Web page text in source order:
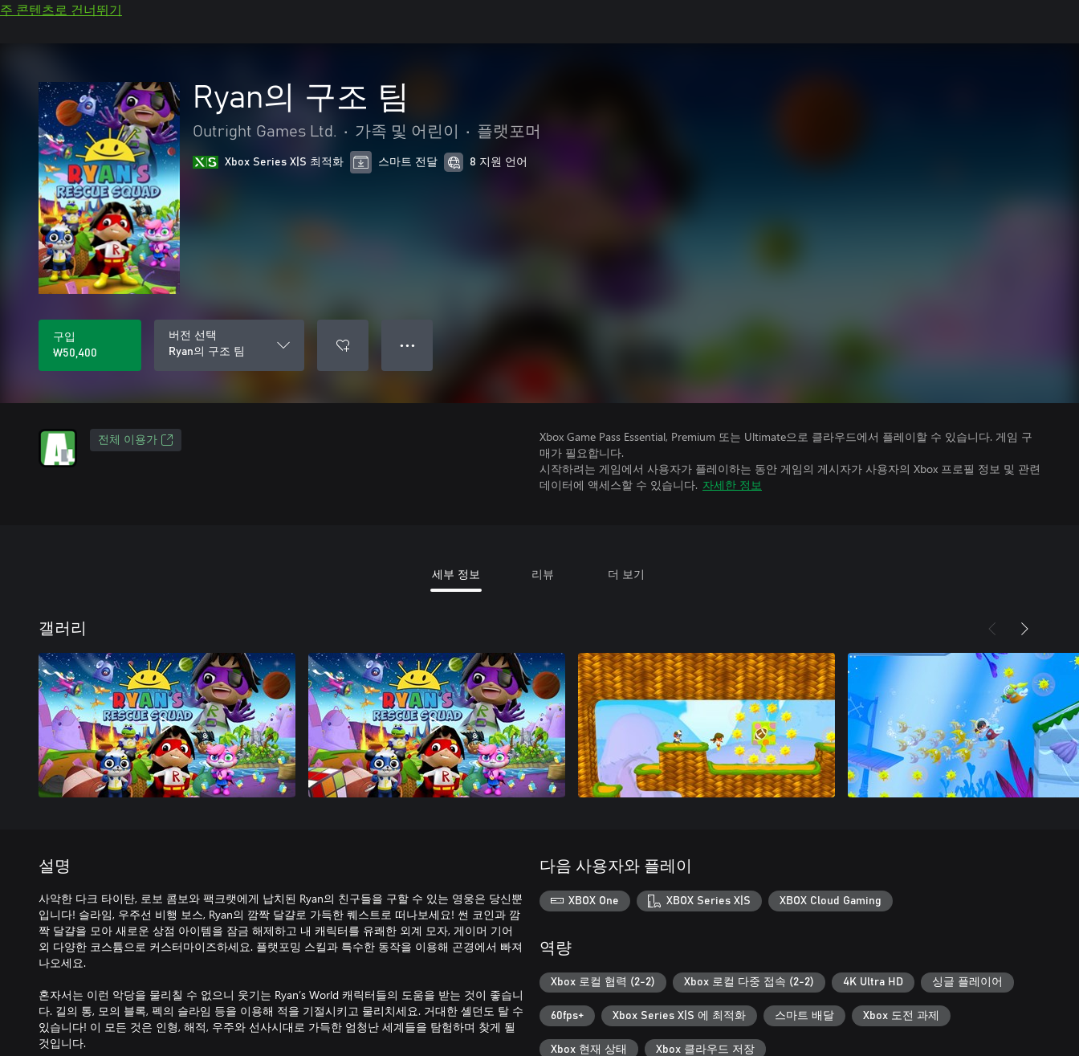
주 콘텐츠로 건너뛰기
Ryan의 구조 팀
Outright Games Ltd. • 가족 및 어린이 • 플랫포머
Xbox Series X|S 최적화 스마트 전달 8 지원 언어
구입
₩50,400
버전 선택
Ryan의 구조 팀
● ● ●
전체 이용가
Xbox Game Pass Essential, Premium 또는 Ultimate으로 클라우드에서 플레이할 수 있습니다. 게임 구
매가 필요합니다.
시작하려는 게임에서 사용자가 플레이하는 동안 게임의 게시자가 사용자의 Xbox 프로필 정보 및 관련
데이터에 액세스할 수 있습니다. 자세한 정보
세부 정보 리뷰 더 보기
갤러리
설명
사악한 다크 타이탄, 로보 콤보와 팩크랫에게 납치된 Ryan의 친구들을 구할 수 있는 영웅은 당신뿐
입니다! 슬라임, 우주선 비행 보스, Ryan의 깜짝 달걀로 가득한 퀘스트로 떠나보세요! 썬 코인과 깜
짝 달걀을 모아 새로운 상점 아이템을 잠금 해제하고 내 캐릭터를 유쾌한 외계 모자, 게이머 기어
외 다양한 코스튬으로 커스터마이즈하세요. 플랫포밍 스킬과 특수한 동작을 이용해 곤경에서 빠져
나오세요.
혼자서는 이런 악당을 물리칠 수 없으니 웃기는 Ryan’s World 캐릭터들의 도움을 받는 것이 좋습니
다. 길의 통, 모의 블록, 펙의 슬라임 등을 이용해 적을 기절시키고 물리치세요. 거대한 셸던도 탈 수
있습니다! 이 모든 것은 인형, 해적, 우주와 선사시대로 가득한 엄청난 세계들을 탐험하며 찾게 될
것입니다.
다음 사용자와 플레이
XBOX One XBOX Series X|S XBOX Cloud Gaming
역량
Xbox 로컬 협력 (2-2) Xbox 로컬 다중 접속 (2-2) 4K Ultra HD 싱글 플레이어
60fps+ Xbox Series X|S 에 최적화 스마트 배달 Xbox 도전 과제
Xbox 현재 상태 Xbox 클라우드 저장